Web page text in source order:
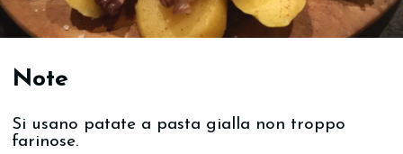
Note
Si usano patate a pasta gialla non troppo
farinose.